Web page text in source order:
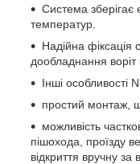
Система зберігає
температур.
Надійна фіксація
дообладнання
Інші особливості
простий монтаж,
можливість
пішохода, проїзду
відкриття вручну за